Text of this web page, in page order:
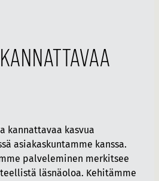
kannattavaa kasvua
asiakaskuntamme kanssa.
palveleminen merkitsee
läsnäoloa. Kehitämme